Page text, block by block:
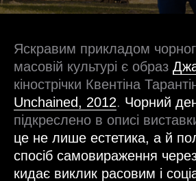
Яскравим прикладом
масовій культурі є образ
кінострічки Квентіна
Unchained, 2012. Чорний
підкреслено в описі
це не лише естетика, а й
спосіб самовираження
кидає виклик расовим і